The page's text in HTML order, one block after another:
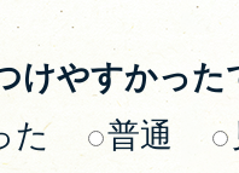
けやすかった
た
普通